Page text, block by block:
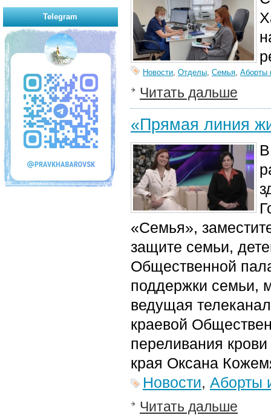
Новости, Отделы, Семья, Аборты
Читать дальше
«Прямая линия
«Семья»,
защите семьи,
Общественной
поддержки семьи,
ведущая
краевой
переливания
края Оксана
Новости, Аборты
Читать дальше
Telegram